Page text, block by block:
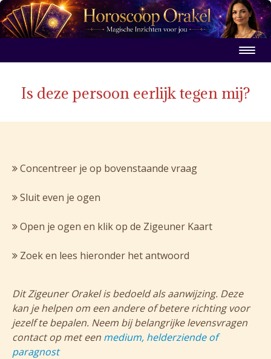
Is deze persoon eerlijk tegen mij?
Concentreer je op bovenstaande vraag
Sluit even je ogen
Open je ogen en klik op de Zigeuner Kaart
Zoek en lees hieronder het antwoord
Dit Zigeuner Orakel is bedoeld als aanwijzing. Deze
kan je helpen om een andere of betere richting voor
jezelf te bepalen. Neem bij belangrijke levensvragen
contact op met een medium, helderziende of
paragnost